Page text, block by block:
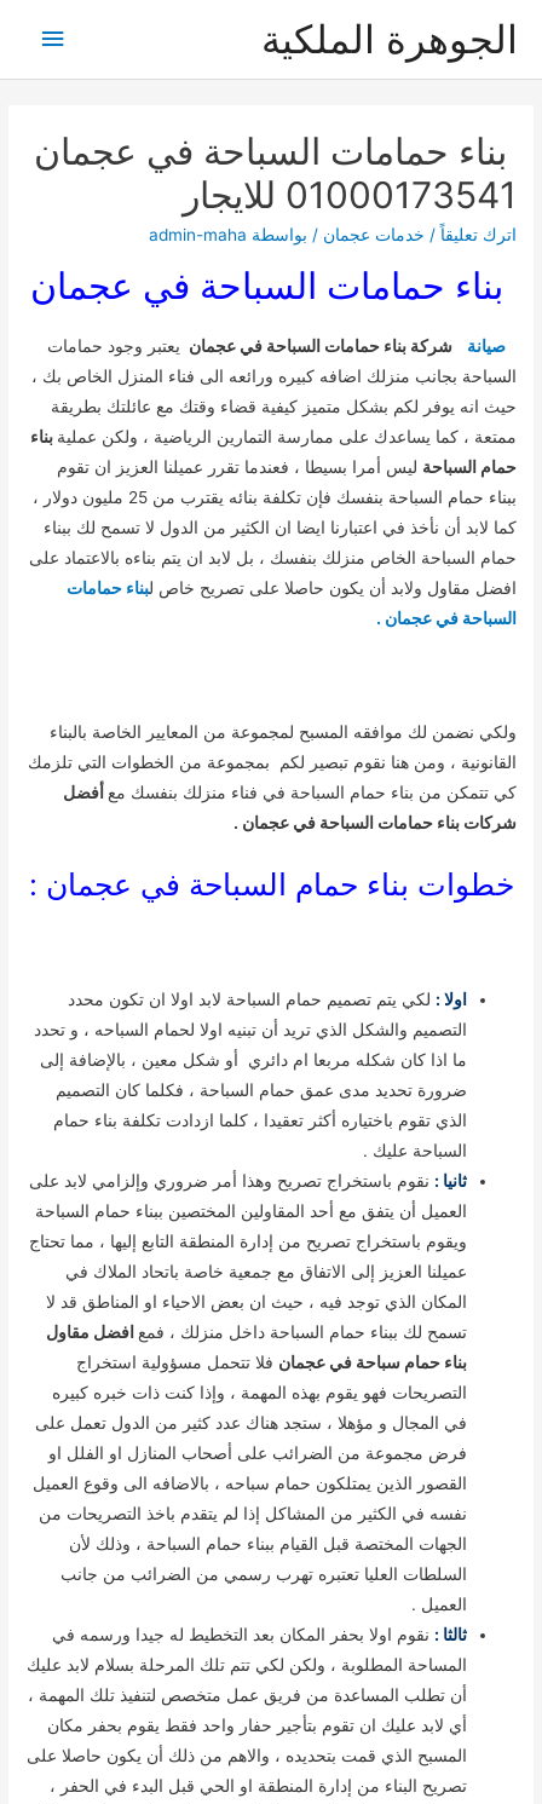
الجوهرة الملكية
بناء حمامات السباحة في عجمان
01000173541 للايجار
اترك تعليقاً / خدمات عجمان / بواسطة admin-maha
بناء حمامات السباحة في عجمان
صيانة شركة بناء حمامات السباحة في عجمان يعتبر وجود حمامات
السباحة بجانب منزلك اضافه كبيره ورائعه الى فناء المنزل الخاص بك ،
حيث انه يوفر لكم بشكل متميز كيفية قضاء وقتك مع عائلتك بطريقة
ممتعة ، كما يساعدك على ممارسة التمارين الرياضية ، ولكن عملية بناء
حمام السباحة ليس أمرا بسيطا ، فعندما تقرر عميلنا العزيز ان تقوم
ببناء حمام السباحة بنفسك فإن تكلفة بنائه يقترب من 25 مليون دولار ،
كما لابد أن نأخذ في اعتبارنا ايضا ان الكثير من الدول لا تسمح لك ببناء
حمام السباحة الخاص منزلك بنفسك ، بل لابد ان يتم بناءه بالاعتماد على
افضل مقاول ولابد أن يكون حاصلا على تصريح خاص لبناء حمامات
السباحة في عجمان .
ولكي نضمن لك موافقه المسبح لمجموعة من المعايير الخاصة بالبناء
القانونية ، ومن هنا نقوم تبصير لكم بمجموعة من الخطوات التي تلزمك
كي تتمكن من بناء حمام السباحة في فناء منزلك بنفسك مع أفضل
شركات بناء حمامات السباحة في عجمان .
خطوات بناء حمام السباحة في عجمان :
اولا : لكي يتم تصميم حمام السباحة لابد اولا ان تكون محدد
التصميم والشكل الذي تريد أن تبنيه اولا لحمام السباحه ، و تحدد
ما اذا كان شكله مربعا ام دائري أو شكل معين ، بالإضافة إلى
ضرورة تحديد مدى عمق حمام السباحة ، فكلما كان التصميم
الذي تقوم باختياره أكثر تعقيدا ، كلما ازدادت تكلفة بناء حمام
السباحة عليك .
ثانيا : نقوم باستخراج تصريح وهذا أمر ضروري وإلزامي لابد على
العميل أن يتفق مع أحد المقاولين المختصين ببناء حمام السباحة
ويقوم باستخراج تصريح من إدارة المنطقة التابع إليها ، مما تحتاج
عميلنا العزيز إلى الاتفاق مع جمعية خاصة باتحاد الملاك في
المكان الذي توجد فيه ، حيث ان بعض الاحياء او المناطق قد لا
تسمح لك ببناء حمام السباحة داخل منزلك ، فمع افضل مقاول
بناء حمام سباحة في عجمان فلا تتحمل مسؤولية استخراج
التصريحات فهو يقوم بهذه المهمة ، وإذا كنت ذات خبره كبيره
في المجال و مؤهلا ، ستجد هناك عدد كثير من الدول تعمل على
فرض مجموعة من الضرائب على أصحاب المنازل او الفلل او
القصور الذين يمتلكون حمام سباحه ، بالاضافه الى وقوع العميل
نفسه في الكثير من المشاكل إذا لم يتقدم باخذ التصريحات من
الجهات المختصة قبل القيام ببناء حمام السباحة ، وذلك لأن
السلطات العليا تعتبره تهرب رسمي من الضرائب من جانب
العميل .
ثالثا : نقوم اولا بحفر المكان بعد التخطيط له جيدا ورسمه في
المساحة المطلوبة ، ولكن لكي تتم تلك المرحلة بسلام لابد عليك
أن تطلب المساعدة من فريق عمل متخصص لتنفيذ تلك المهمة ،
أي لابد عليك ان تقوم بتأجير حفار واحد فقط يقوم بحفر مكان
المسبح الذي قمت بتحديده ، والاهم من ذلك أن يكون حاصلا على
تصريح البناء من إدارة المنطقة او الحي قبل البدء في الحفر ،